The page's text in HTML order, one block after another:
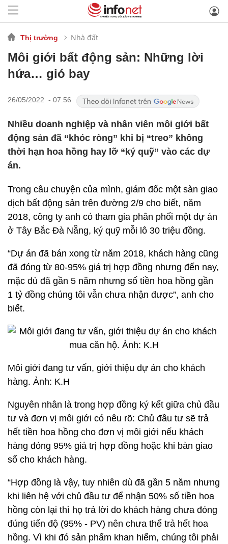
Thị trường Nhà đất
Môi giới bất động sản: Những lời
hứa… gió bay
26/05/2022 - 07:56
Nhiều doanh nghiệp và nhân viên môi giới bất
động sản đã “khóc ròng” khi bị “treo” không
thời hạn hoa hồng hay lỡ “ký quỹ” vào các dự
án.
Trong câu chuyện của mình, giám đốc một sàn giao
dịch bất động sản trên đường 2/9 cho biết, năm
2018, công ty anh có tham gia phân phối một dự án
ở Tây Bắc Đà Nẵng, ký quỹ mỗi lô 30 triệu đồng.
“Dự án đã bán xong từ năm 2018, khách hàng cũng
đã đóng từ 80-95% giá trị hợp đồng nhưng đến nay,
mặc dù đã gần 5 năm nhưng số tiền hoa hồng gần
1 tỷ đồng chúng tôi vẫn chưa nhận được”, anh cho
biết.
Môi giới đang tư vấn, giới thiệu dự án cho khách
hàng. Ảnh: K.H
Nguyên nhân là trong hợp đồng ký kết giữa chủ đầu
tư và đơn vị môi giới có nêu rõ: Chủ đầu tư sẽ trả
hết tiền hoa hồng cho đơn vị môi giới nếu khách
hàng đóng 95% giá trị hợp đồng hoặc khi bàn giao
sổ cho khách hàng.
“Hợp đồng là vậy, tuy nhiên dù đã gần 5 năm nhưng
khi liên hệ với chủ đầu tư để nhận 50% số tiền hoa
hồng còn lại thì họ trả lời do khách hàng chưa đóng
đúng tiến độ (95% - PV) nên chưa thể trả hết hoa
hồng. Vì khi đó sản phẩm khan hiếm, chúng tôi phải